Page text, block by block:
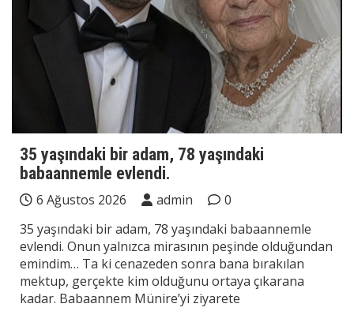
35 yaşındaki bir adam, 78 yaşındaki
babaannemle evlendi.
6 Ağustos 2026 admin
0
35 yaşındaki bir adam, 78 yaşındaki babaannemle
evlendi. Onun yalnızca mirasının peşinde olduğundan
emindim… Ta ki cenazeden sonra bana bırakılan
mektup, gerçekte kim olduğunu ortaya çıkarana
kadar. Babaannem Münire’yi ziyarete